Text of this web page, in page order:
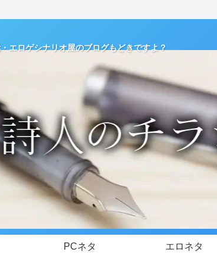
エロゲシナリオ屋のブログもどきですよ？
PCネタ
エロネタ